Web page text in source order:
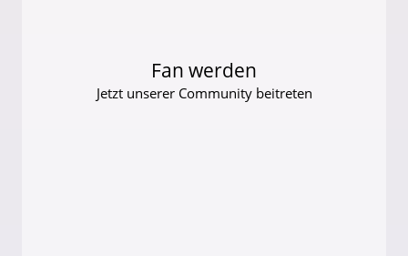
Fan werden
Jetzt unserer Community beitreten